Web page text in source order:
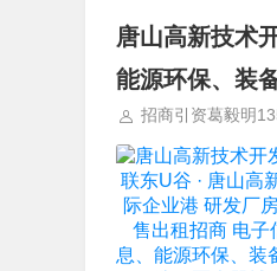
唐山高新技术
能源环保、装
招商引资葛毅明